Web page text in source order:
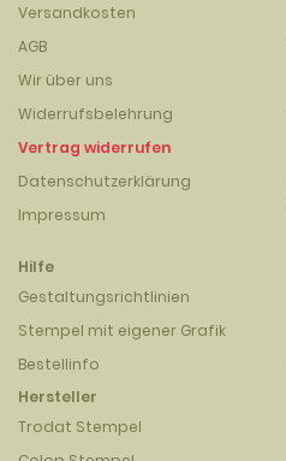
Versandkosten
AGB
Wir über uns
Widerrufsbelehrung
Vertrag widerrufen
Datenschutzerklärung
Impressum
Hilfe
Gestaltungsrichtlinien
Stempel mit eigener Grafik
Bestellinfo
Hersteller
Trodat Stempel